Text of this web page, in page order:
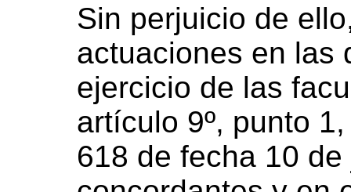
Sin perjuicio de
actuaciones en las
ejercicio de las
artículo 9º, punto
618 de fecha 10